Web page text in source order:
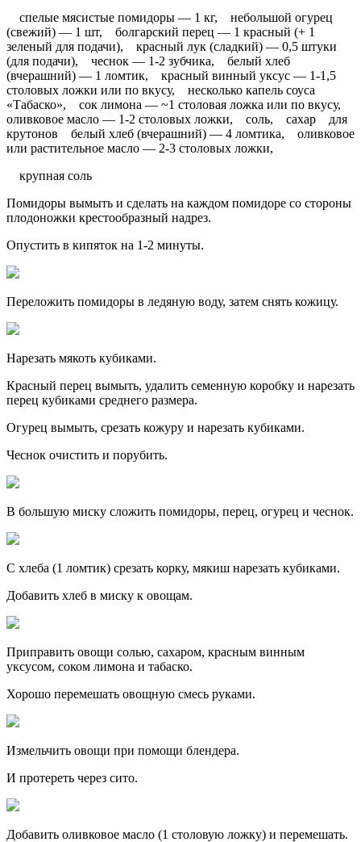
спелые мясистые помидоры — 1 кг, небольшой огурец
(свежий) — 1 шт, болгарский перец — 1 красный (+ 1
зеленый для подачи), красный лук (сладкий) — 0,5 штуки
(для подачи), чеснок — 1-2 зубчика, белый хлеб
(вчерашний) — 1 ломтик, красный винный уксус — 1-1,5
столовых ложки или по вкусу, несколько капель соуса
«Табаско», сок лимона — ~1 столовая ложка или по вкусу,
оливковое масло — 1-2 столовых ложки, соль, сахар для
крутонов белый хлеб (вчерашний) — 4 ломтика, оливковое
или растительное масло — 2-3 столовых ложки,
крупная соль
Помидоры вымыть и сделать на каждом помидоре со стороны
плодоножки крестообразный надрез.
Опустить в кипяток на 1-2 минуты.
Переложить помидоры в ледяную воду, затем снять кожицу.
Нарезать мякоть кубиками.
Красный перец вымыть, удалить семенную коробку и нарезать
перец кубиками среднего размера.
Огурец вымыть, срезать кожуру и нарезать кубиками.
Чеснок очистить и порубить.
В большую миску сложить помидоры, перец, огурец и чеснок.
С хлеба (1 ломтик) срезать корку, мякиш нарезать кубиками.
Добавить хлеб в миску к овощам.
Приправить овощи солью, сахаром, красным винным
уксусом, соком лимона и табаско.
Хорошо перемешать овощную смесь руками.
Измельчить овощи при помощи блендера.
И протереть через сито.
Добавить оливковое масло (1 столовую ложку) и перемешать.